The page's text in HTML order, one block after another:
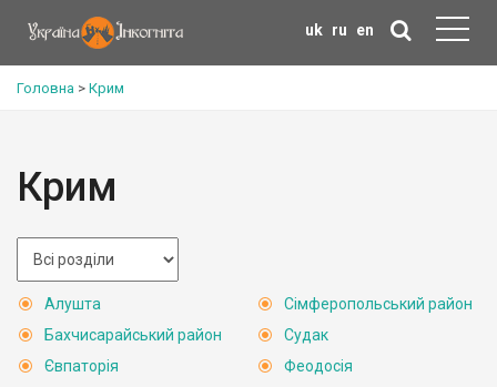
uk ru en
Головна > Крим
Крим
Алушта
Бахчисарайський район
Євпаторія
Сімферопольський район
Судак
Феодосія